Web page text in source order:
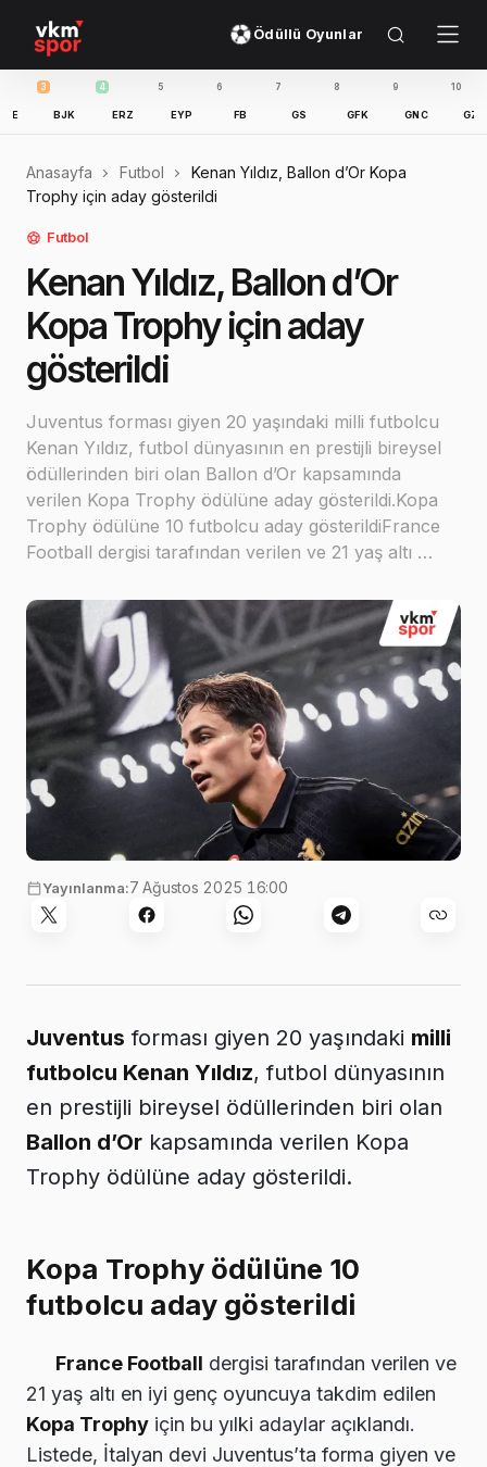
Ödüllü Oyunlar
BJK ERZ EYP FB GFK GNC GZT
Anasayfa Futbol
Kenan Yıldız, Ballon d’Or Kopa
Trophy için aday gösterildi
Futbol
Kenan Yıldız, Ballon d’Or
Kopa Trophy için aday
gösterildi
Juventus forması giyen 20 yaşındaki milli futbolcu
Kenan Yıldız, futbol dünyasının en prestijli bireysel
ödüllerinden biri olan Ballon d’Or kapsamında
verilen Kopa Trophy ödülüne aday gösterildi.Kopa
Trophy ödülüne 10 futbolcu aday gösterildiFrance
Football dergisi tarafından verilen ve 21 yaş altı …
Yayınlanma:7 Ağustos 2025 16:00
Juventus forması giyen 20 yaşındaki milli
futbolcu Kenan Yıldız, futbol dünyasının
en prestijli bireysel ödüllerinden biri olan
Ballon d’Or kapsamında verilen Kopa
Trophy ödülüne aday gösterildi.
Kopa Trophy ödülüne 10
futbolcu aday gösterildi
France Football dergisi tarafından verilen ve
21 yaş altı en iyi genç oyuncuya takdim edilen
Kopa Trophy için bu yılki adaylar açıklandı.
Listede, İtalyan devi Juventus’ta forma giyen ve